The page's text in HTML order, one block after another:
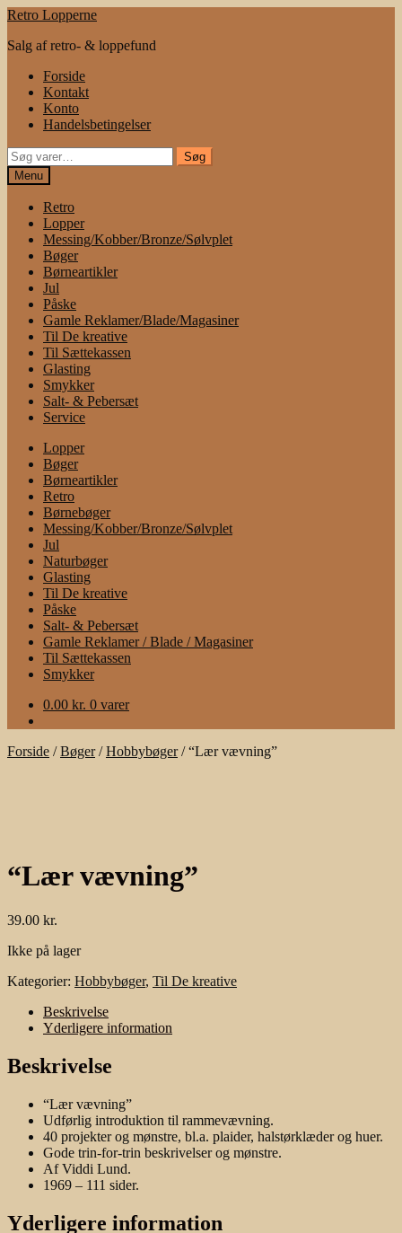
Spring
navigation
Spring
indhold
Retro Lopperne
Salg af retro- & loppefund
Forside
Kontakt
Konto
Handelsbetingelser
Søg
efter:
Søg
Menu
Retro
Lopper
Messing/Kobber/Bronze/Sølvplet
Bøger
Børneartikler
Jul
Påske
Gamle Reklamer/Blade/Magasiner
Til De kreative
Til Sættekassen
Glasting
Smykker
Salt- & Pebersæt
Service
Lopper
Bøger
Børneartikler
Retro
Børnebøger
Messing/Kobber/Bronze/Sølvplet
Jul
Naturbøger
Glasting
Til De kreative
Påske
Salt- & Pebersæt
Gamle Reklamer / Blade / Magasiner
Til Sættekassen
Smykker
0.00 kr. 0 varer
Forside /Bøger/Hobbybøger/“Lær vævning”
“Lær vævning”
39.00 kr.
Ikke på lager
Kategorier: Hobbybøger, Til De kreative
Beskrivelse
Yderligere information
Beskrivelse
“Lær vævning”
Udførlig introduktion til rammevævning.
40 projekter og mønstre, bl.a. plaider, halstørklæder og huer.
Gode trin-for-trin beskrivelser og mønstre.
Af Viddi Lund.
1969 – 111 sider.
Yderligere information